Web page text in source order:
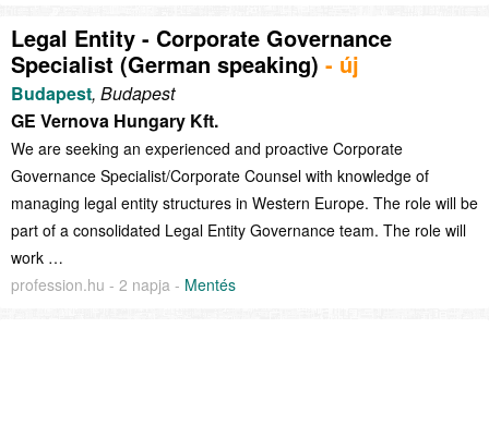
Legal Entity - Corporate Governance
Specialist (German speaking) - új
Budapest, Budapest
GE Vernova Hungary Kft.
We are seeking an experienced and proactive Corporate
Governance Specialist/Corporate Counsel with knowledge of
managing legal entity structures in Western Europe. The role will be
part of a consolidated Legal Entity Governance team. The role will
work …
profession.hu - 2 napja - Mentés